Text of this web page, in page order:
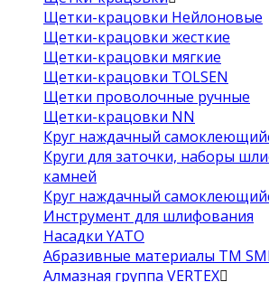
Щетки-крацовки Нейлоновые
Щетки-крацовки жесткие
Щетки-крацовки мягкие
Щетки-крацовки TOLSEN
Щетки проволочные ручные
Щетки-крацовки NN
Круг наждачный
Круги для заточки, наборы
камней
Круг наждачный
Инструмент для шлифования
Насадки YATO
Абразивные материалы ТМ
Алмазная группа VERTEX